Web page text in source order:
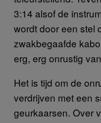
3:14 alsof de
wordt door een stel
zwakbegaafde
erg, erg onrustig
Het is tijd om de
verdrijven met een
geurkaarsen. Over